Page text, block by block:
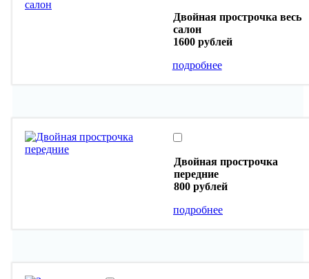
Двойная прострочка весь
салон
1600 рублей
подробнее
Двойная прострочка
передние
800 рублей
подробнее